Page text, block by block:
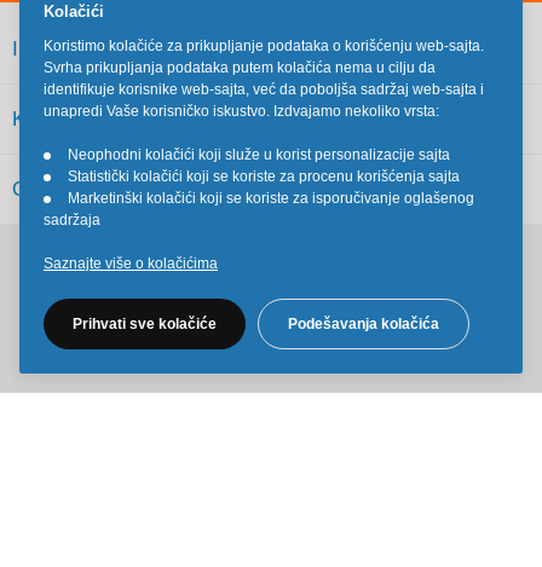
INFORMACIJE
KORISNIČKI SERVIS
OSTALO
Kolačići
Koristimo kolačiće za prikupljanje podataka o korišćenju web-sajta.
Svrha prikupljanja podataka putem kolačića nema u cilju da
identifikuje korisnike web-sajta, već da poboljša sadržaj web-sajta i
unapredi Vaše korisničko iskustvo. Izdvajamo nekoliko vrsta:
•
Neophodni kolačići koji služe u korist personalizacije sajta
•
Statistički kolačići koji se koriste za procenu korišćenja sajta
•
Marketinški kolačići koji se koriste za isporučivanje oglašenog
sadržaja
Saznajte više o kolačićima
Prihvati sve kolačiće Podešavanja kolačića